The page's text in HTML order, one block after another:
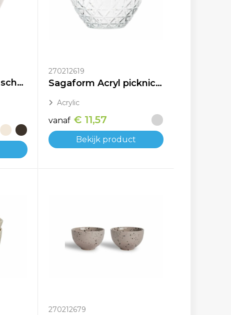
VINGA Nomimono schaal 21 cm
270212619
Sagaform Acryl picknick slakom
Acrylic
vanaf € 11,57
Bekijk product
270212679